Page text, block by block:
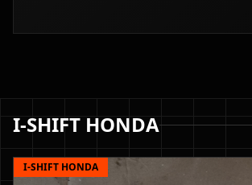
I-SHIFT HONDA
I-SHIFT HONDA